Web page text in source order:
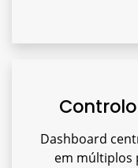
Dashboard
em múltiplos